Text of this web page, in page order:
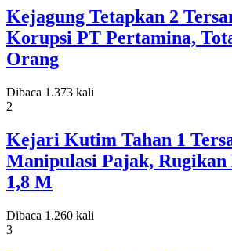
Kejagung Tetapkan 2
Korupsi PT Pertamina,
Orang
Dibaca 1.373 kali
2
Kejari Kutim Tahan 1
Manipulasi Pajak, Rugikan
1,8 M
Dibaca 1.260 kali
3